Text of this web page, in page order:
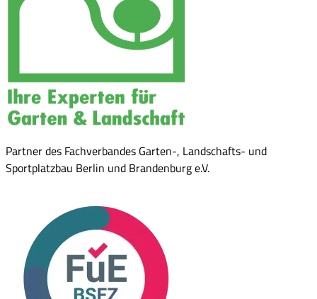
Partner des Fachverbandes Garten-, Landschafts- und
Sportplatzbau Berlin und Brandenburg e.V.